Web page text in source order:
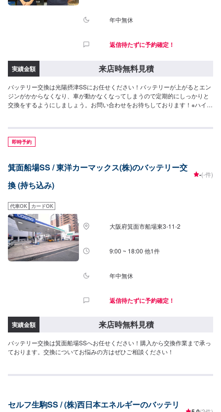
年中無休
返信待たずに予約確定！
実績金額 来店時無料見積
バッテリー交換は光陽摂津SSにお任せください！バッテリーが上がるとエン
ジンがかからなくなり、車が動かなくなってしまうので定期的にしっかりと
交換をするようにしましょう。お問い合わせをお待ちしております！※ハイブ
にお問い合わせください。
即時予約
箕面船場SS / 東洋カーマックス(株)のバッテリー交
換 (持ち込み)
-(-件)
代車OK カードOK
大阪府箕面市船場東3-11-2
9:00 ~ 18:00 他1件
年中無休
返信待たずに予約確定！
実績金額 来店時無料見積
バッテリー交換は箕面船場SSへお任せください！購入から交換作業まで承っ
ております。交換についてお悩みの方はぜひご相談ください！
セルフ生駒SS / (株)西日本エネルギーのバッテリ